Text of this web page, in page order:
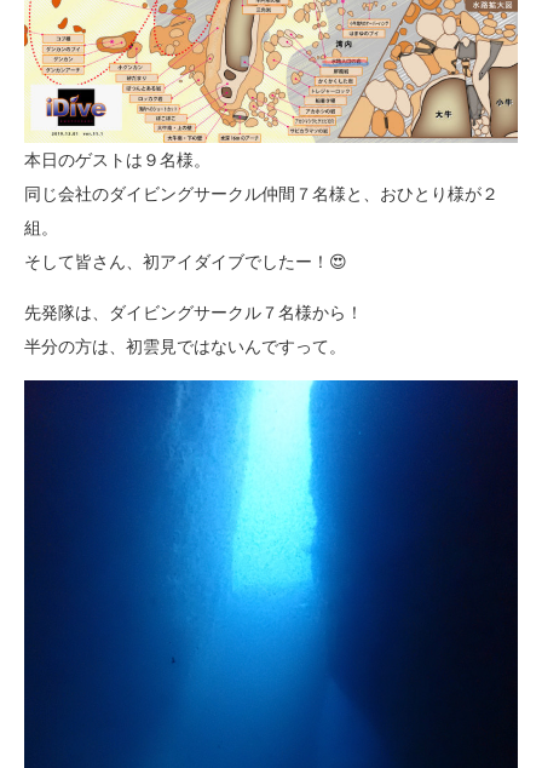
本日のゲストは９名様。
同じ会社のダイビングサークル仲間７名様と、おひとり様が２
組。
そして皆さん、初アイダイブでしたー！😍
先発隊は、ダイビングサークル７名様から！
半分の方は、初雲見ではないんですって。